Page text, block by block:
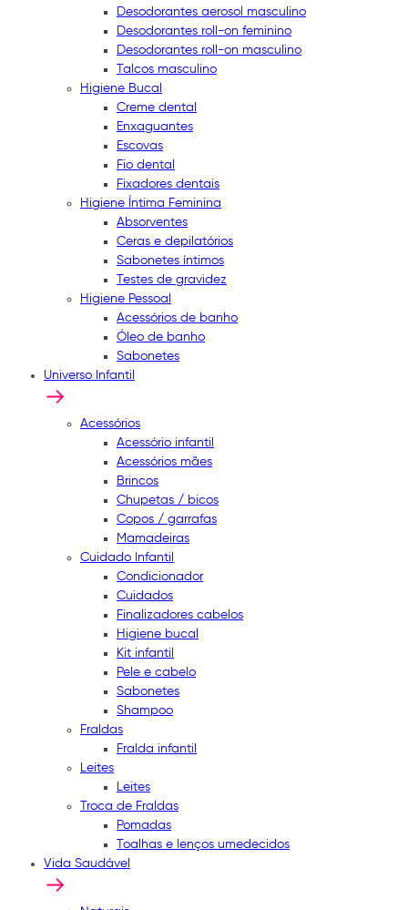
Desodorantes aerosol masculino
Desodorantes roll-on feminino
Desodorantes roll-on masculino
Talcos masculino
Higiene Bucal
Creme dental
Enxaguantes
Escovas
Fio dental
Fixadores dentais
Higiene Íntima Feminina
Absorventes
Ceras e depilatórios
Sabonetes íntimos
Testes de gravidez
Higiene Pessoal
Acessórios de banho
Óleo de banho
Sabonetes
Universo Infantil
Acessórios
Acessório infantil
Acessórios mães
Brincos
Chupetas / bicos
Copos / garrafas
Mamadeiras
Cuidado Infantil
Condicionador
Cuidados
Finalizadores cabelos
Higiene bucal
Kit infantil
Pele e cabelo
Sabonetes
Shampoo
Fraldas
Fralda infantil
Leites
Leites
Troca de Fraldas
Pomadas
Toalhas e lenços umedecidos
Vida Saudável